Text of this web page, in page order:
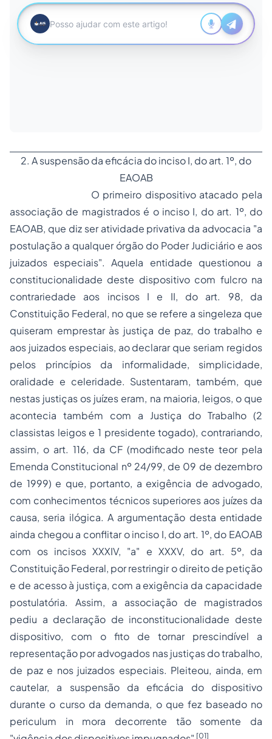
2. A suspensão da eficácia do inciso I, do art. 1º, do
EAOAB
O primeiro dispositivo atacado pela
associação de magistrados é o inciso I, do art. 1º, do
EAOAB, que diz ser atividade privativa da advocacia "a
postulação a qualquer órgão do Poder Judiciário e aos
juizados especiais". Aquela entidade questionou a
constitucionalidade deste dispositivo com fulcro na
contrariedade aos incisos I e II, do art. 98, da
Constituição Federal, no que se refere a singeleza que
quiseram emprestar às justiça de paz, do trabalho e
aos juizados especiais, ao declarar que seriam regidos
pelos princípios da informalidade, simplicidade,
oralidade e celeridade. Sustentaram, também, que
nestas justiças os juízes eram, na maioria, leigos, o que
acontecia também com a Justiça do Trabalho (2
classistas leigos e 1 presidente togado), contrariando,
assim, o art. 116, da CF (modificado neste teor pela
Emenda Constitucional nº 24/99, de 09 de dezembro
de 1999) e que, portanto, a exigência de advogado,
com conhecimentos técnicos superiores aos juízes da
causa, seria ilógica. A argumentação desta entidade
ainda chegou a conflitar o inciso I, do art. 1º, do EAOAB
com os incisos XXXIV, "a" e XXXV, do art. 5º, da
Constituição Federal, por restringir odireito de petição
e de acesso à justiça, com a exigência da capacidade
postulatória. Assim, a associação de magistrados
pediu a declaração de inconstitucionalidade deste
dispositivo, com o fito de tornar prescindível a
representação por advogados nas justiças do trabalho,
de paz e nos juizados especiais. Pleiteou, ainda, em
cautelar, a suspensão da eficácia do dispositivo
durante o curso da demanda, o que fez baseado no
periculum in mora decorrente tão somente da
[01]